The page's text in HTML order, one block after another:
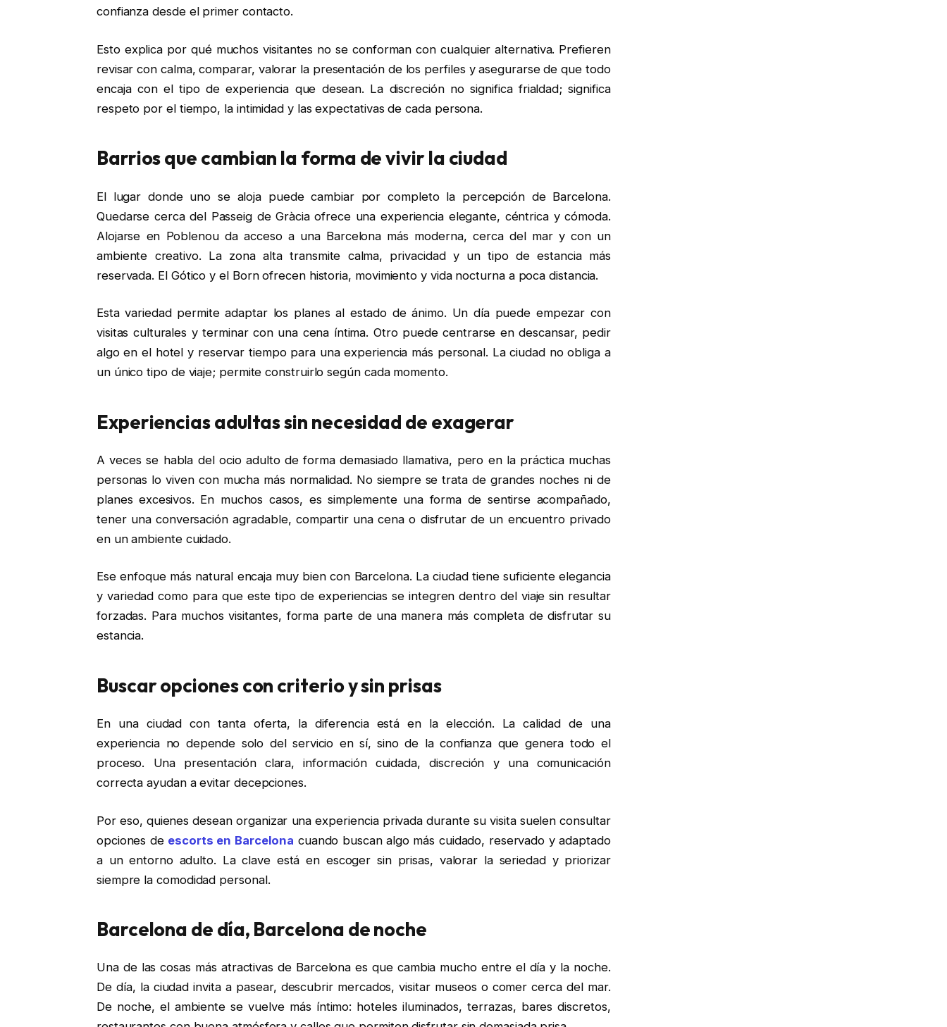
confianza desde el primer contacto.
Esto explica por qué muchos visitantes no se conforman con cualquier alternativa. Prefieren
revisar con calma, comparar, valorar la presentación de los perfiles y asegurarse de que todo
encaja con el tipo de experiencia que desean. La discreción no significa frialdad; significa
respeto por el tiempo, la intimidad y las expectativas de cada persona.
Barrios que cambian la forma de vivir la ciudad
El lugar donde uno se aloja puede cambiar por completo la percepción de Barcelona.
Quedarse cerca del Passeig de Gràcia ofrece una experiencia elegante, céntrica y cómoda.
Alojarse en Poblenou da acceso a una Barcelona más moderna, cerca del mar y con un
ambiente creativo. La zona alta transmite calma, privacidad y un tipo de estancia más
reservada. El Gótico y el Born ofrecen historia, movimiento y vida nocturna a poca distancia.
Esta variedad permite adaptar los planes al estado de ánimo. Un día puede empezar con
visitas culturales y terminar con una cena íntima. Otro puede centrarse en descansar, pedir
algo en el hotel y reservar tiempo para una experiencia más personal. La ciudad no obliga a
un único tipo de viaje; permite construirlo según cada momento.
Experiencias adultas sin necesidad de exagerar
A veces se habla del ocio adulto de forma demasiado llamativa, pero en la práctica muchas
personas lo viven con mucha más normalidad. No siempre se trata de grandes noches ni de
planes excesivos. En muchos casos, es simplemente una forma de sentirse acompañado,
tener una conversación agradable, compartir una cena o disfrutar de un encuentro privado
en un ambiente cuidado.
Ese enfoque más natural encaja muy bien con Barcelona. La ciudad tiene suficiente elegancia
y variedad como para que este tipo de experiencias se integren dentro del viaje sin resultar
forzadas. Para muchos visitantes, forma parte de una manera más completa de disfrutar su
estancia.
Buscar opciones con criterio y sin prisas
En una ciudad con tanta oferta, la diferencia está en la elección. La calidad de una
experiencia no depende solo del servicio en sí, sino de la confianza que genera todo el
proceso. Una presentación clara, información cuidada, discreción y una comunicación
correcta ayudan a evitar decepciones.
Por eso, quienes desean organizar una experiencia privada durante su visita suelen consultar
opciones de escorts en Barcelona cuando buscan algo más cuidado, reservado y adaptado
a un entorno adulto. La clave está en escoger sin prisas, valorar la seriedad y priorizar
siempre la comodidad personal.
Barcelona de día, Barcelona de noche
Una de las cosas más atractivas de Barcelona es que cambia mucho entre el día y la noche.
De día, la ciudad invita a pasear, descubrir mercados, visitar museos o comer cerca del mar.
De noche, el ambiente se vuelve más íntimo: hoteles iluminados, terrazas, bares discretos,